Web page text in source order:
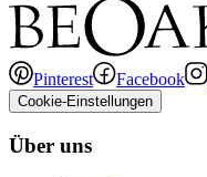
Pinterest Facebook
Cookie-Einstellungen
Über uns